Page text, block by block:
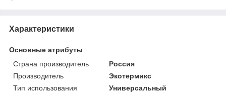
Характеристики
Основные атрибуты
Страна производитель
Россия
Производитель
Экотермикс
Тип использования
Универсальный